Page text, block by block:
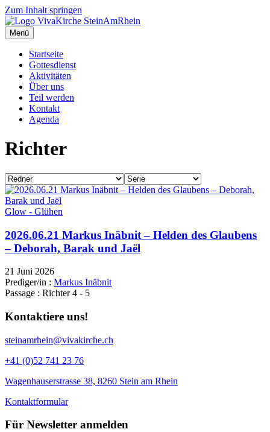
Zum Inhalt springen
Menü
Startseite
Gottesdienst
Aktivitäten
Über uns
Teil werden
Kontakt
Agenda
Richter
Glow - Glühen
2026.06.21 Markus Inäbnit – Helden des Glaubens
– Deborah, Barak und Jaël
21 Juni 2026
Prediger/in : Markus Inäbnit
Passage : Richter 4 - 5
Kontaktiere uns!
steinamrhein@vivakirche.ch
+41 (0)52 741 23 76
Wagenhauserstrasse 38, 8260 Stein am Rhein
Kontaktformular
Für Newsletter anmelden